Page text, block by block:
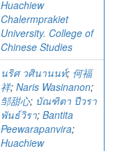
Huachiew
Chalermprakiet
University. College of
Chinese Studies
นริศ วศินานนท์; 何福
祥; Naris Wasinanon;
邹甜心; บัณฑิตา ปีวรา
พันธ์วิรา; Bantita
Peewarapanvira;
Huachiew